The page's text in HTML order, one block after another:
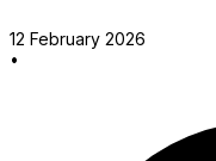
12 February 2026
•